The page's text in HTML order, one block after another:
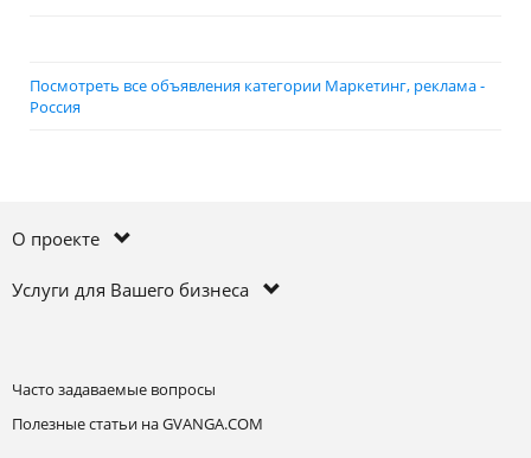
Посмотреть все объявления категории Маркетинг, реклама -
Россия
О проекте
Услуги для Вашего бизнеса
Часто задаваемые вопросы
Полезные статьи на GVANGA.COM